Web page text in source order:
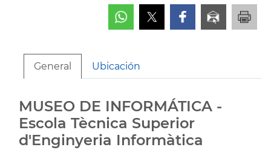
General Ubicación
MUSEO DE INFORMÁTICA -
Escola Tècnica Superior
d'Enginyeria Informàtica